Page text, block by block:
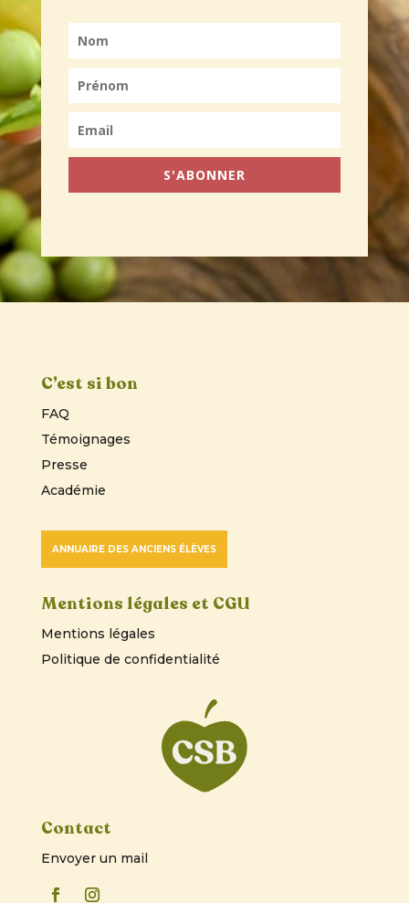
S'ABONNER
C’est si bon
FAQ
Témoignages
Presse
Académie
ANNUAIRE DES ANCIENS ÉLÈVES
Mentions légales et CGU
Mentions légales
Politique de confidentialité
Contact
Envoyer un mail